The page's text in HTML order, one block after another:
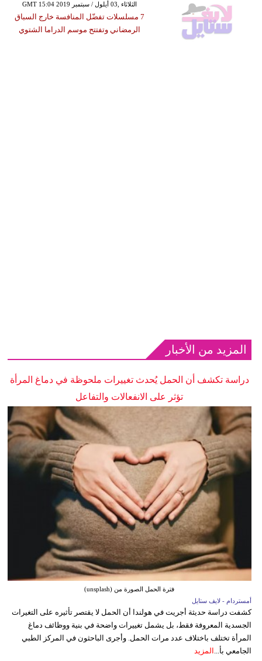
GMT 15:04 2019 الثلاثاء ,03 أيلول / سبتمبر
7 مسلسلات تفضّل المنافسة خارج السباق
الرمضاني وتفتتح موسم الدراما الشتوي
المزيد من الأخبار
دراسة تكشف أن الحمل يُحدث تغييرات ملحوظة في دماغ المرأة
تؤثر على الانفعالات والتفاعل
فترة الحمل الصورة من (unsplash)
أمستردام - لايف ستايل
كشفت دراسة حديثة أجريت في هولندا أن الحمل لا يقتصر تأثيره على التغيرات
الجسدية المعروفة فقط، بل يشمل تغييرات واضحة في بنية ووظائف دماغ
المرأة تختلف باختلاف عدد مرات الحمل. وأجرى الباحثون في المركز الطبي
الجامعي بأ... المزيد